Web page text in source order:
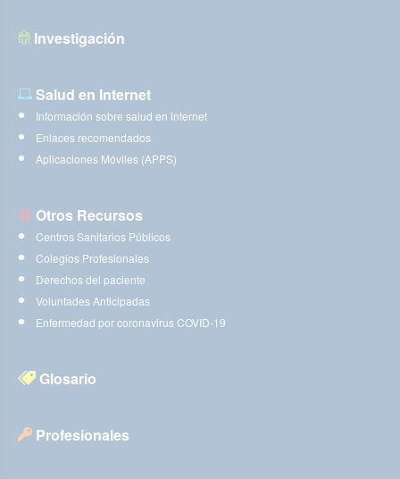
Investigación
Salud en Internet
Información sobre salud en internet
Enlaces recomendados
Aplicaciones Móviles (APPS)
Otros Recursos
Centros Sanitarios Públicos
Colegios Profesionales
Derechos del paciente
Voluntades Anticipadas
Enfermedad por coronavirus COVID-19
Glosario
Profesionales